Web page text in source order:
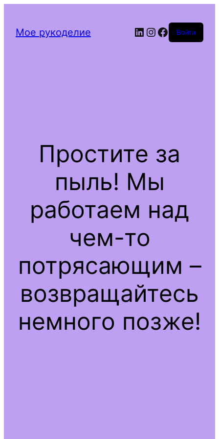
Мое рукоделие LinkedIn
Instagram
Facebook
Войти
Простите за
пыль! Мы
работаем над
чем-то
потрясающим –
возвращайтесь
немного позже!